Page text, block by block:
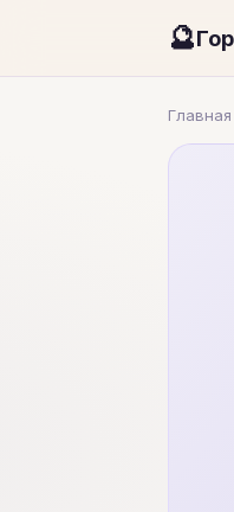
🔮
Главная